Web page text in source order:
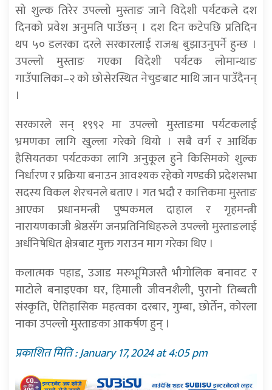
सो शुल्क तिरेर उपल्लो मुस्ताङ जाने विदेशी पर्यटकले दश
दिनको प्रवेश अनुमति पाउँछन् । दश दिन कटेपछि प्रतिदिन
थप ५० डलरका दरले सरकारलाई राजश्व बुझाउनुपर्ने हुन्छ ।
उपल्लो मुस्ताङ गएका विदेशी पर्यटक लोमान्थाङ
गाउँपालिका–२ को छोसेरस्थित नेचुङबाट माथि जान पाउँदैनन्
।
सरकारले सन् १९९२ मा उपल्लो मुस्ताङमा पर्यटकलाई
भ्रमणका लागि खुल्ला गरेको थियो । सबै वर्ग र आर्थिक
हैसियतका पर्यटकका लागि अनुकूल हुने किसिमको शुल्क
निर्धारण र प्रक्रिया बनाउन आवश्यक रहेको गण्डकी प्रदेशसभा
सदस्य विकल शेरचनले बताए । गत भदौ र कात्तिकमा मुस्ताङ
आएका प्रधानमन्त्री पुष्पकमल दाहाल र गृहमन्त्री
नारायणकाजी श्रेष्ठसँग जनप्रतिनिधिहरुले उपल्लो मुस्ताङलाई
अर्धनिषेधित क्षेत्रबाट मुक्त गराउन माग गरेका थिए ।
कलात्मक पहाड, उजाड मरुभूमिजस्तै भौगोलिक बनावट र
माटोले बनाइएका घर, हिमाली जीवनशैली, पुरानो तिब्बती
संस्कृति, ऐतिहासिक महत्वका दरबार, गुम्बा, छोर्तेन, कोरला
नाका उपल्लो मुस्ताङका आकर्षण हुन् ।
प्रकाशित मिति : January 17, 2024 at 4:05 pm